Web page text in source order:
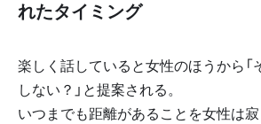
れたタイミング
楽しく話していると女性のほうから「
しない？」と提案される。
いつまでも距離があることを女性は